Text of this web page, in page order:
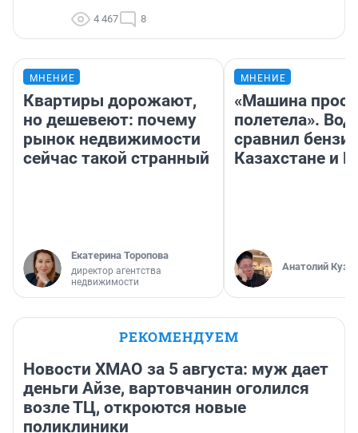
4 467 8
МНЕНИЕ
Квартиры дорожают,
но дешевеют: почему
рынок недвижимости
сейчас такой странный
Екатерина Торопова
директор агентства
недвижимости
МНЕНИЕ
«Машина
полетела».
сравнил
Казахстане и
Анатолий
РЕКОМЕНДУЕМ
Новости ХМАО за 5 августа: муж дает
деньги Айзе, вартовчанин оголился
возле ТЦ, откроются новые
поликлиники